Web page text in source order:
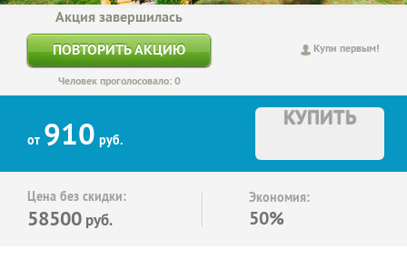
Купи первым!
Акция завершилась
ПОВТОРИТЬ АКЦИЮ
Человек проголосовало: 0
от 910 руб.
КУПИТЬ
Цена без скидки:
58500 руб.
Экономия:
50%